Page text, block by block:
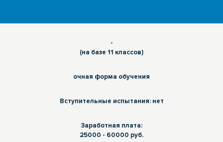
-
(на базе 11 классов)
очная форма обучения
Вступительные испытания: нет
Заработная плата:
25000 - 60000 руб.